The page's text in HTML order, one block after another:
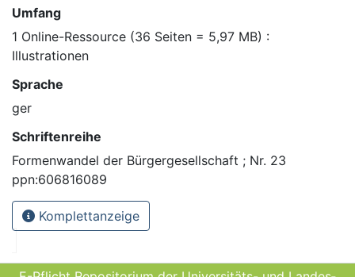
Umfang
1 Online-Ressource (36 Seiten = 5,97 MB) :
Illustrationen
Sprache
ger
Schriftenreihe
Formenwandel der Bürgergesellschaft ; Nr. 23
ppn:606816089
Komplettanzeige